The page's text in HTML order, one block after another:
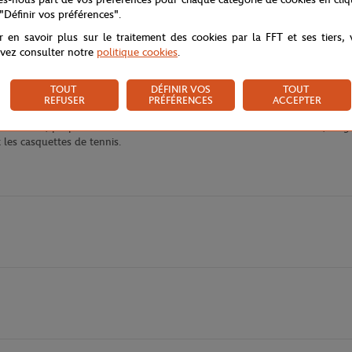
en partenariat avec Roland-Garros pour le tournoi 2024.
pièce de cette collection est conçue avec un accent sur la
une touche de dynamisme à chaque tenue, tandis que les logos du
enfants, propose des vêtements et des accessoires alliant confort,
casquettes de tennis.
vos préférences".
en savoir plus sur le traitement des cookies par la FFT et ses tiers,
consulter notre politique cookies.
TOUT
REFUSER
DÉFINIR VOS
PRÉFÉRENCES
TOUT
ACCEPTER